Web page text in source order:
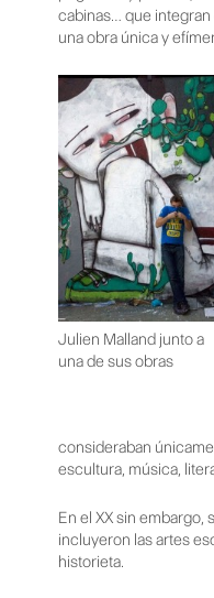
cabinas… que
una obra única y
Julien Malland junto a
una de sus obras
consideraban
escultura, música,
En el XX sin embargo,
incluyeron las artes
historieta.